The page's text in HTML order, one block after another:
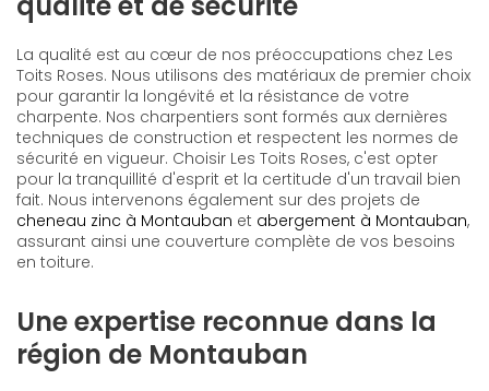
La qualité est au cœur de nos préoccupations chez Les
Toits Roses. Nous utilisons des matériaux de premier choix
pour garantir la longévité et la résistance de votre
charpente. Nos charpentiers sont formés aux dernières
techniques de construction et respectent les normes de
sécurité en vigueur. Choisir Les Toits Roses, c'est opter
pour la tranquillité d'esprit et la certitude d'un travail bien
fait. Nous intervenons également sur des projets de
cheneau zinc à Montauban et abergement à Montauban,
assurant ainsi une couverture complète de vos besoins
en toiture.
Une expertise reconnue dans la
région de Montauban